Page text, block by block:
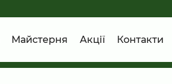
Майстерня Акції Контакти